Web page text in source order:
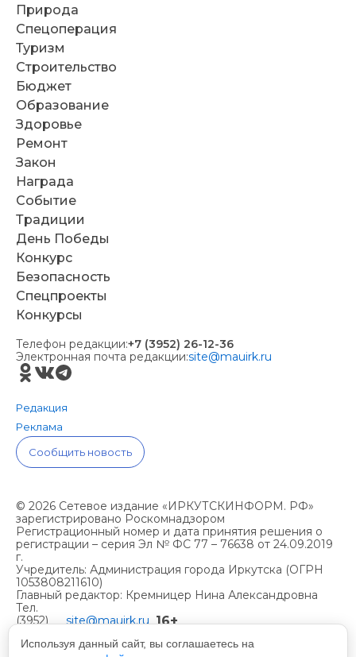
Природа
Спецоперация
Туризм
Строительство
Бюджет
Образование
Здоровье
Ремонт
Закон
Награда
Событие
Традиции
День Победы
Конкурс
Безопасность
Спецпроекты
Конкурсы
Телефон редакции:+7 (3952) 26-12-36
Электронная почта редакции:site@mauirk.ru
Редакция
Реклама
Сообщить новость
© 2026 Сетевое издание «ИРКУТСКИНФОРМ. РФ»
зарегистрировано Роскомнадзором
Регистрационный номер и дата принятия решения о
регистрации – серия Эл № ФС 77 – 76638 от 24.09.2019
г.
Учредитель: Администрация города Иркутска (ОГРН
1053808211610)
Главный редактор: Кремницер Нина Александровна
Тел.
(3952)
site@mauirk.ru 16+
Используя данный сайт, вы соглашаетесь на